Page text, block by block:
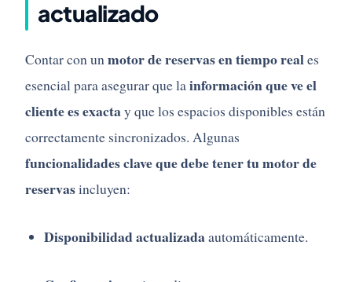
actualizado
Contar con unmotor de reservas en tiempo reales
esencial para asegurar que lainformación que ve el
cliente es exactay que los espacios disponibles están
correctamente sincronizados. Algunas
funcionalidades clave que debe tener tu motor de
reservasincluyen:
Disponibilidad actualizadaautomáticamente.